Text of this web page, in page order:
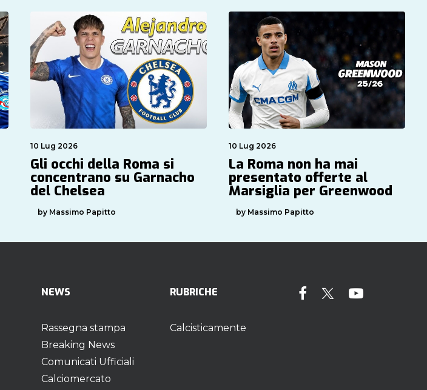
10 Lug 2026
Gli occhi della Roma si
concentrano su Garnacho
del Chelsea
by Massimo Papitto
10 Lug 2026
La Roma non ha mai
presentato offerte al
Marsiglia per Greenwood
by Massimo Papitto
NEWS
Rassegna stampa
Breaking News
Comunicati Ufficiali
Calciomercato
RUBRICHE
Calcisticamente